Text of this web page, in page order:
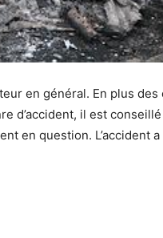
en général. En plus
d’accident, il est
en question. L’accident